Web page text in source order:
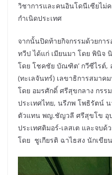
วิชาการและคนอินโดนีเซียไม่
กำเนิดประเทศ
จากนั้นปิดท้ายกิจกรรมด้วยกา
ทวีป ได้แก่ เมียนมา โดย พินิจ
โดย โชคชัย บัณฑิต’ กวีซีไรต์
(ทะเลจันทร์) เลขาธิการสมาค
โดย อมรศักดิ์ ศรีสุขกลาง กรร
ประเทศไทย, นรีภพ โพธิรัตน์
ตัวแทน พญ.ชัญวลี ศรีสุขโข อุ
ประเทศติมอร์-เลสเต และจบด้
โดย ชูเกียรติ ฉาไธสง นักเขีย